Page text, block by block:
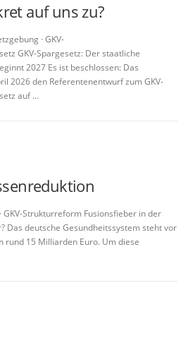
auf uns zu?
· GKV-
GKV-Spargesetz: Der staatliche
2027 Es ist beschlossen: Das
2026 den Referentenentwurf zum GKV-
auf …
GKV-Strukturreform Fusionsfieber in der
Das deutsche Gesundheitssystem steht vor
15 Milliarden Euro. Um diese